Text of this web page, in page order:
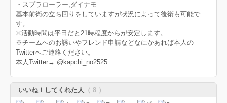
・スプラローラー,ダイナモ
基本前衛の立ち回りをしていますが状況によって後衛も可能で
す。
※活動時間は平日だと21時程度からが安定します。
※チームへのお誘いやフレンド申請などなにかあれば本人の
Twitterへご連絡ください。
本人Twitter→ @kapchi_no2525
いいね！してくれた人 （ 8 ）